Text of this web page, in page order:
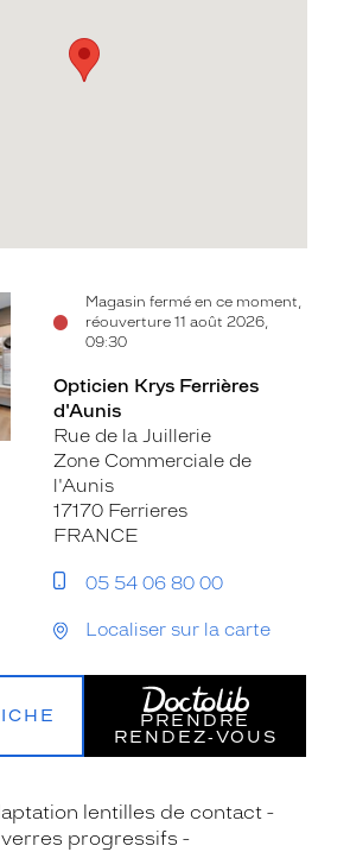
Magasin fermé en ce moment,
réouverture 11 août 2026,
09:30
Opticien Krys Ferrières
d'Aunis
Rue de la Juillerie
Zone Commerciale de
l'Aunis
17170 Ferrieres
FRANCE
05 54 06 80 00
Localiser sur la carte
PRENDRE
RENDEZ‑VOUS
lentilles de contact
progressifs